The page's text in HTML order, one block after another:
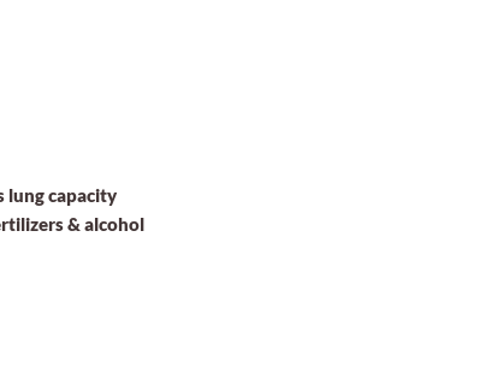
lung capacity
& alcohol